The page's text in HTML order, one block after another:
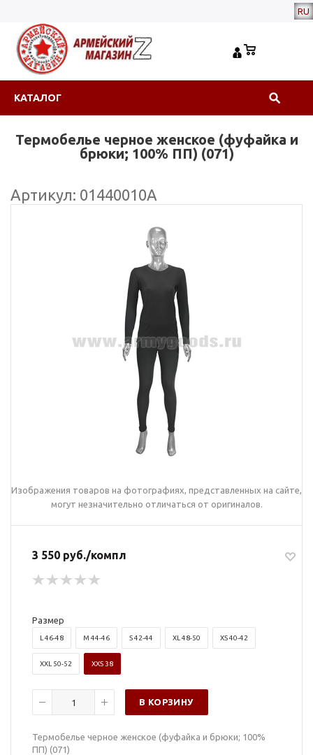
RU
КАТАЛОГ
Термобелье черное женское (фуфайка и
брюки; 100% ПП) (071)
Артикул: 01440010А
Изображения товаров на фотографиях, представленных на сайте,
могут незначительно отличаться от оригиналов.
3 550 руб./компл
Размер
L 46-48 M 44-46 S 42-44 XL 48-50 XS 40-42
XXL 50-52 XXS 38
В КОРЗИНУ
Термобелье черное женское (фуфайка и брюки; 100%
ПП) (071)